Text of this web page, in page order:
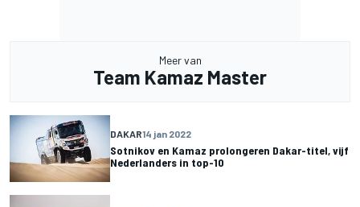
Meer van
Team Kamaz Master
DAKAR14 jan 2022
Sotnikov en Kamaz prolongeren Dakar-titel, vijf
Nederlanders in top-10